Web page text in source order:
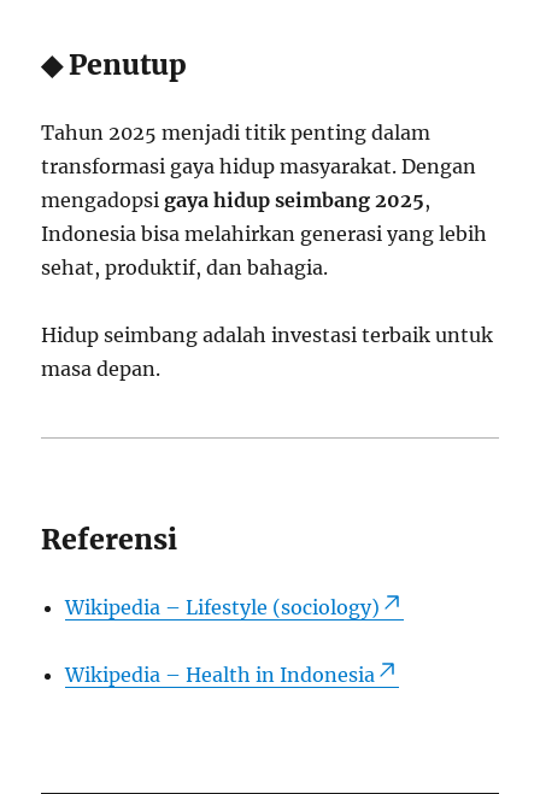
◆ Penutup
Tahun 2025 menjadi titik penting dalam
transformasi gaya hidup masyarakat. Dengan
mengadopsigaya hidup seimbang 2025,
Indonesia bisa melahirkan generasi yang lebih
sehat, produktif, dan bahagia.
Hidup seimbang adalah investasi terbaik untuk
masa depan.
Referensi
Wikipedia – Lifestyle (sociology)
Wikipedia – Health in Indonesia